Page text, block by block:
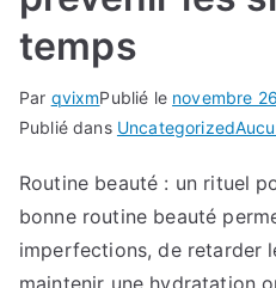
temps
Par qvixmPublié le novembre
Publié dans Uncategorized
Routine beauté : un rituel
bonne routine beauté
imperfections, de retarder
maintenir une hydratation